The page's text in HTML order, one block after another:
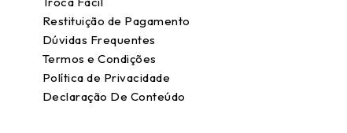
Restituição de Pagamento
Dúvidas Frequentes
Termos e Condições
Política de Privacidade
Declaração De Conteúdo